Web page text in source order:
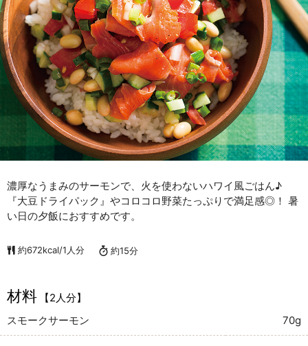
濃厚なうまみのサーモンで、火を使わないハワイ風ごはん♪
『大豆ドライパック』やコロコロ野菜たっぷりで満足感◎！ 暑
い日の夕飯におすすめです。
約672kcal/1人分 約15分
材料
【2人分】
スモークサーモン
70g